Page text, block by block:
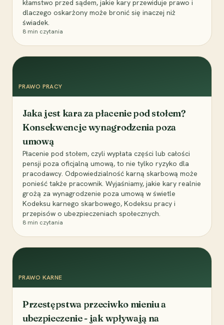
kłamstwo przed sądem, jakie kary przewiduje prawo i
dlaczego oskarżony może bronić się inaczej niż
świadek.
8 min czytania
PRAWO PRACY
Jaka jest kara za płacenie pod stołem?
Konsekwencje wynagrodzenia poza
umową
Płacenie pod stołem, czyli wypłata części lub całości
pensji poza oficjalną umową, to nie tylko ryzyko dla
pracodawcy. Odpowiedzialność karną skarbową może
ponieść także pracownik. Wyjaśniamy, jakie kary realnie
grożą za wynagrodzenie poza umową w świetle
Kodeksu karnego skarbowego, Kodeksu pracy i
przepisów o ubezpieczeniach społecznych.
8 min czytania
PRAWO KARNE
Przestępstwa przeciwko mieniu a
ubezpieczenie - jak wpływają na